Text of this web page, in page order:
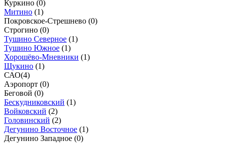
Куркино (0)
Митино (1)
Покровское-Стрешнево (0)
Строгино (0)
Тушино Северное (1)
Тушино Южное (1)
Хорошёво-Мневники (1)
Щукино (1)
САО(4)
Аэропорт (0)
Беговой (0)
Бескудниковский (1)
Войковский (2)
Головинский (2)
Дегунино Восточное (1)
Дегунино Западное (0)